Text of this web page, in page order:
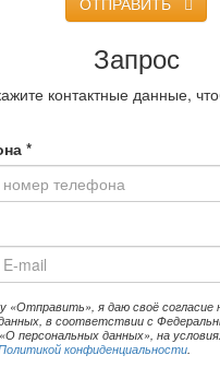
Запрос
контактные данные,
*
«Отправить», я даю своё согласие
в соответствии с
персональных данных», на
конфиденциальности